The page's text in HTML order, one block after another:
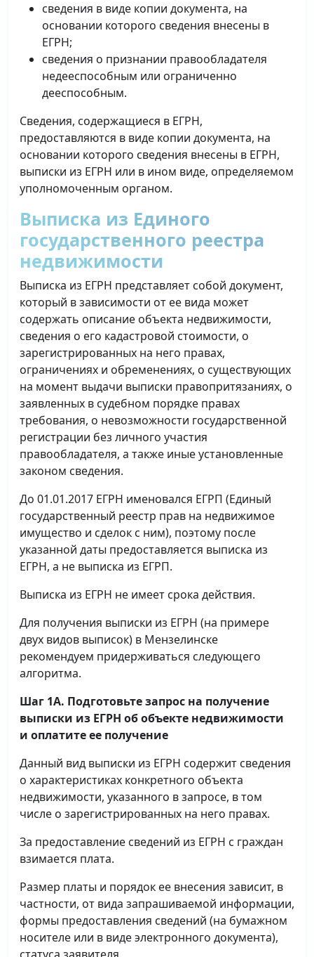
сведения в виде копии документа, на
основании которого сведения внесены в
ЕГРН;
сведения о признании правообладателя
недееспособным или ограниченно
дееспособным.
Сведения, содержащиеся в ЕГРН,
предоставляются в виде копии документа, на
основании которого сведения внесены в ЕГРН,
выписки из ЕГРН или в ином виде, определяемом
уполномоченным органом.
Выписка из Единого
государственного реестра
недвижимости
Выписка из ЕГРН представляет собой документ,
который в зависимости от ее вида может
содержать описание объекта недвижимости,
сведения о его кадастровой стоимости, о
зарегистрированных на него правах,
ограничениях и обременениях, о существующих
на момент выдачи выписки правопритязаниях, о
заявленных в судебном порядке правах
требования, о невозможности государственной
регистрации без личного участия
правообладателя, а также иные установленные
законом сведения.
До 01.01.2017 ЕГРН именовался ЕГРП (Единый
государственный реестр прав на недвижимое
имущество и сделок с ним), поэтому после
указанной даты предоставляется выписка из
ЕГРН, а не выписка из ЕГРП.
Выписка из ЕГРН не имеет срока действия.
Для получения выписки из ЕГРН (на примере
двух видов выписок) в Мензелинске
рекомендуем придерживаться следующего
алгоритма.
Шаг 1А. Подготовьте запрос на получение
выписки из ЕГРН об объекте недвижимости
и оплатите ее получение
Данный вид выписки из ЕГРН содержит сведения
о характеристиках конкретного объекта
недвижимости, указанного в запросе, в том
числе о зарегистрированных на него правах.
За предоставление сведений из ЕГРН с граждан
взимается плата.
Размер платы и порядок ее внесения зависит, в
частности, от вида запрашиваемой информации,
формы предоставления сведений (на бумажном
носителе или в виде электронного документа),